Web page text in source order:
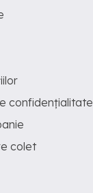
confidențialitate
colet